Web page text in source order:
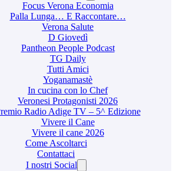
Focus Verona Economia
Palla Lunga… E Raccontare…
Verona Salute
D Giovedì
Pantheon People Podcast
TG Daily
Tutti Amici
Yoganamastè
In cucina con lo Chef
Veronesi Protagonisti 2026
Radio Adige TV – 5^ Edizione
Vivere il Cane
Vivere il cane 2026
Come Ascoltarci
Contattaci
I nostri Social